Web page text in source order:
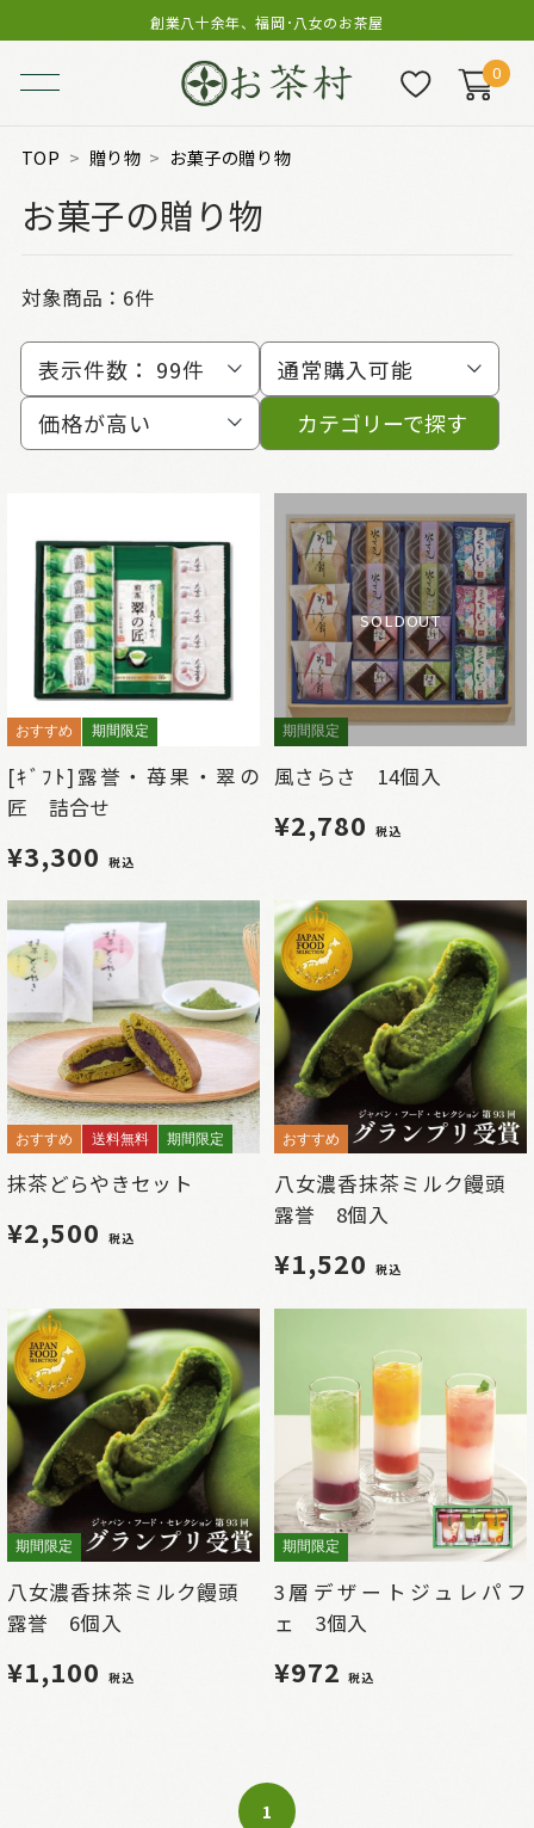
創業八十余年、福岡･八女のお茶屋
0
TOP 贈り物 お菓子の贈り物
お菓子の贈り物
対象商品： 6件
表示件数： 99件
通常購入可能
価格が高い
カテゴリーで探す
おすすめ 期間限定
[ｷﾞﾌﾄ]露誉・苺果・翠の
匠 詰合せ
¥3,300 税込
SOLDOUT
期間限定
風さらさ 14個入
¥2,780 税込
おすすめ 送料無料 期間限定
抹茶どらやきセット
¥2,500 税込
おすすめ
八女濃香抹茶ミルク饅頭
露誉 8個入
¥1,520 税込
期間限定
八女濃香抹茶ミルク饅頭
露誉 6個入
¥1,100 税込
期間限定
3層デザートジュレパフ
ェ 3個入
¥972税込
1